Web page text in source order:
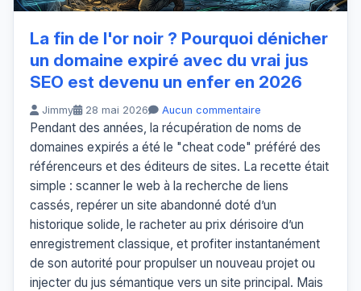
La fin de l'or noir ? Pourquoi dénicher
un domaine expiré avec du vrai jus
SEO est devenu un enfer en 2026
Jimmy 28 mai 2026 Aucun commentaire
Pendant des années, la récupération de noms de
domaines expirés a été le "cheat code" préféré des
référenceurs et des éditeurs de sites. La recette était
simple : scanner le web à la recherche de liens
cassés, repérer un site abandonné doté d’un
historique solide, le racheter au prix dérisoire d’un
enregistrement classique, et profiter instantanément
de son autorité pour propulser un nouveau projet ou
injecter du jus sémantique vers un site principal. Mais